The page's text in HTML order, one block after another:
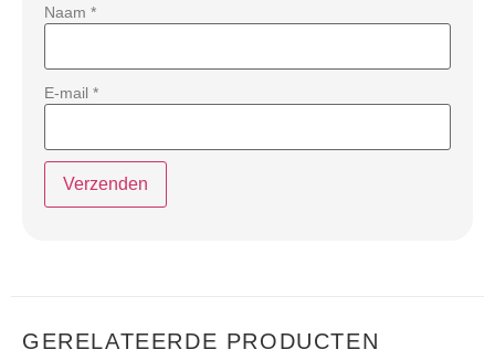
Naam *
E-mail *
GERELATEERDE PRODUCTEN